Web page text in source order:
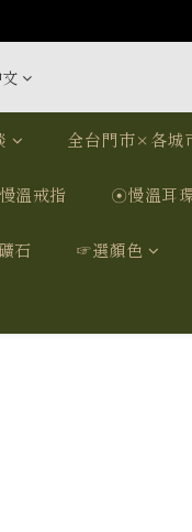
全台門市×各城
溫戒指 ☉慢溫耳
石 ☞選顏色